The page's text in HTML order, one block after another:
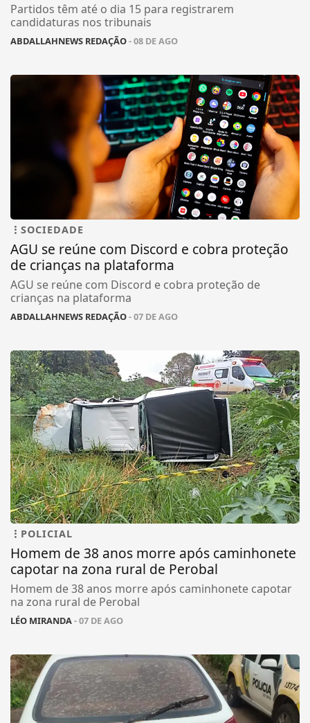
Partidos têm até o dia 15 para registrarem
candidaturas nos tribunais
ABDALLAHNEWS REDAÇÃO- 08 DE AGO
SOCIEDADE
AGU se reúne com Discord e cobra proteção
de crianças na plataforma
AGU se reúne com Discord e cobra proteção de
crianças na plataforma
ABDALLAHNEWS REDAÇÃO- 07 DE AGO
POLICIAL
Homem de 38 anos morre após caminhonete
capotar na zona rural de Perobal
Homem de 38 anos morre após caminhonete capotar
na zona rural de Perobal
LÉO MIRANDA- 07 DE AGO